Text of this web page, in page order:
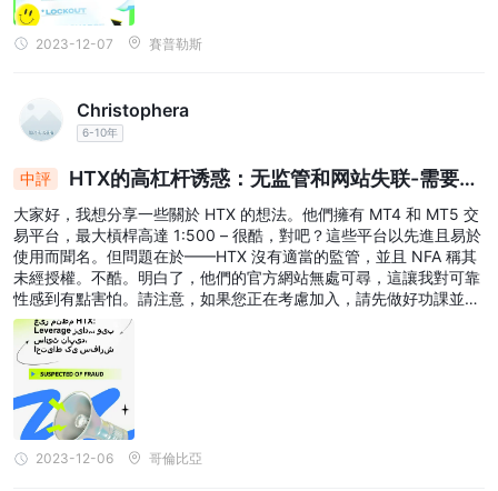
2023-12-07 賽普勒斯
Christophera
6-10年
中評
HTX的高杠杆诱惑：无监管和网站失联-需要谨
慎！
大家好，我想分享一些關於 HTX 的想法。他們擁有 MT4 和 MT5 交
易平台，最大槓桿高達 1:500 – 很酷，對吧？這些平台以先進且易於
使用而聞名。但問題在於——HTX 沒有適當的監管，並且 NFA 稱其
未經授權。不酷。明白了，他們的官方網站無處可尋，這讓我對可靠
性感到有點害怕。請注意，如果您正在考慮加入，請先做好功課並權
衡風險，然後再進行 HTX 的任何投資。保持敏銳！
2023-12-06 哥倫比亞